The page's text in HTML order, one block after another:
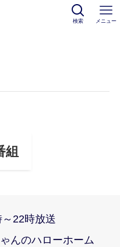
検索 メニュー
組
22時放送
んのハローホーム